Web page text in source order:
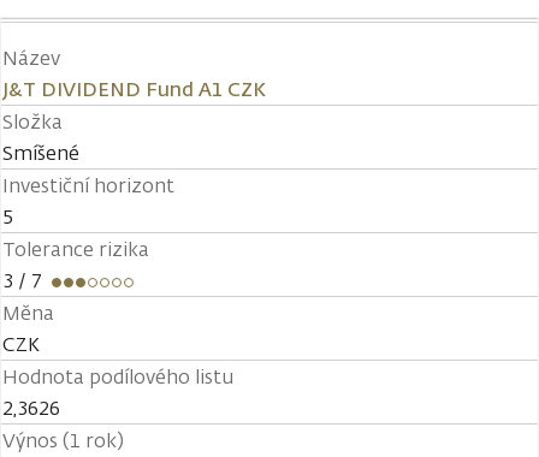
Název
J&T DIVIDEND Fund A1 CZK
Složka
Smíšené
Investiční horizont
5
Tolerance rizika
3 / 7
Měna
CZK
Hodnota podílového listu
2,3626
Výnos (1 rok)